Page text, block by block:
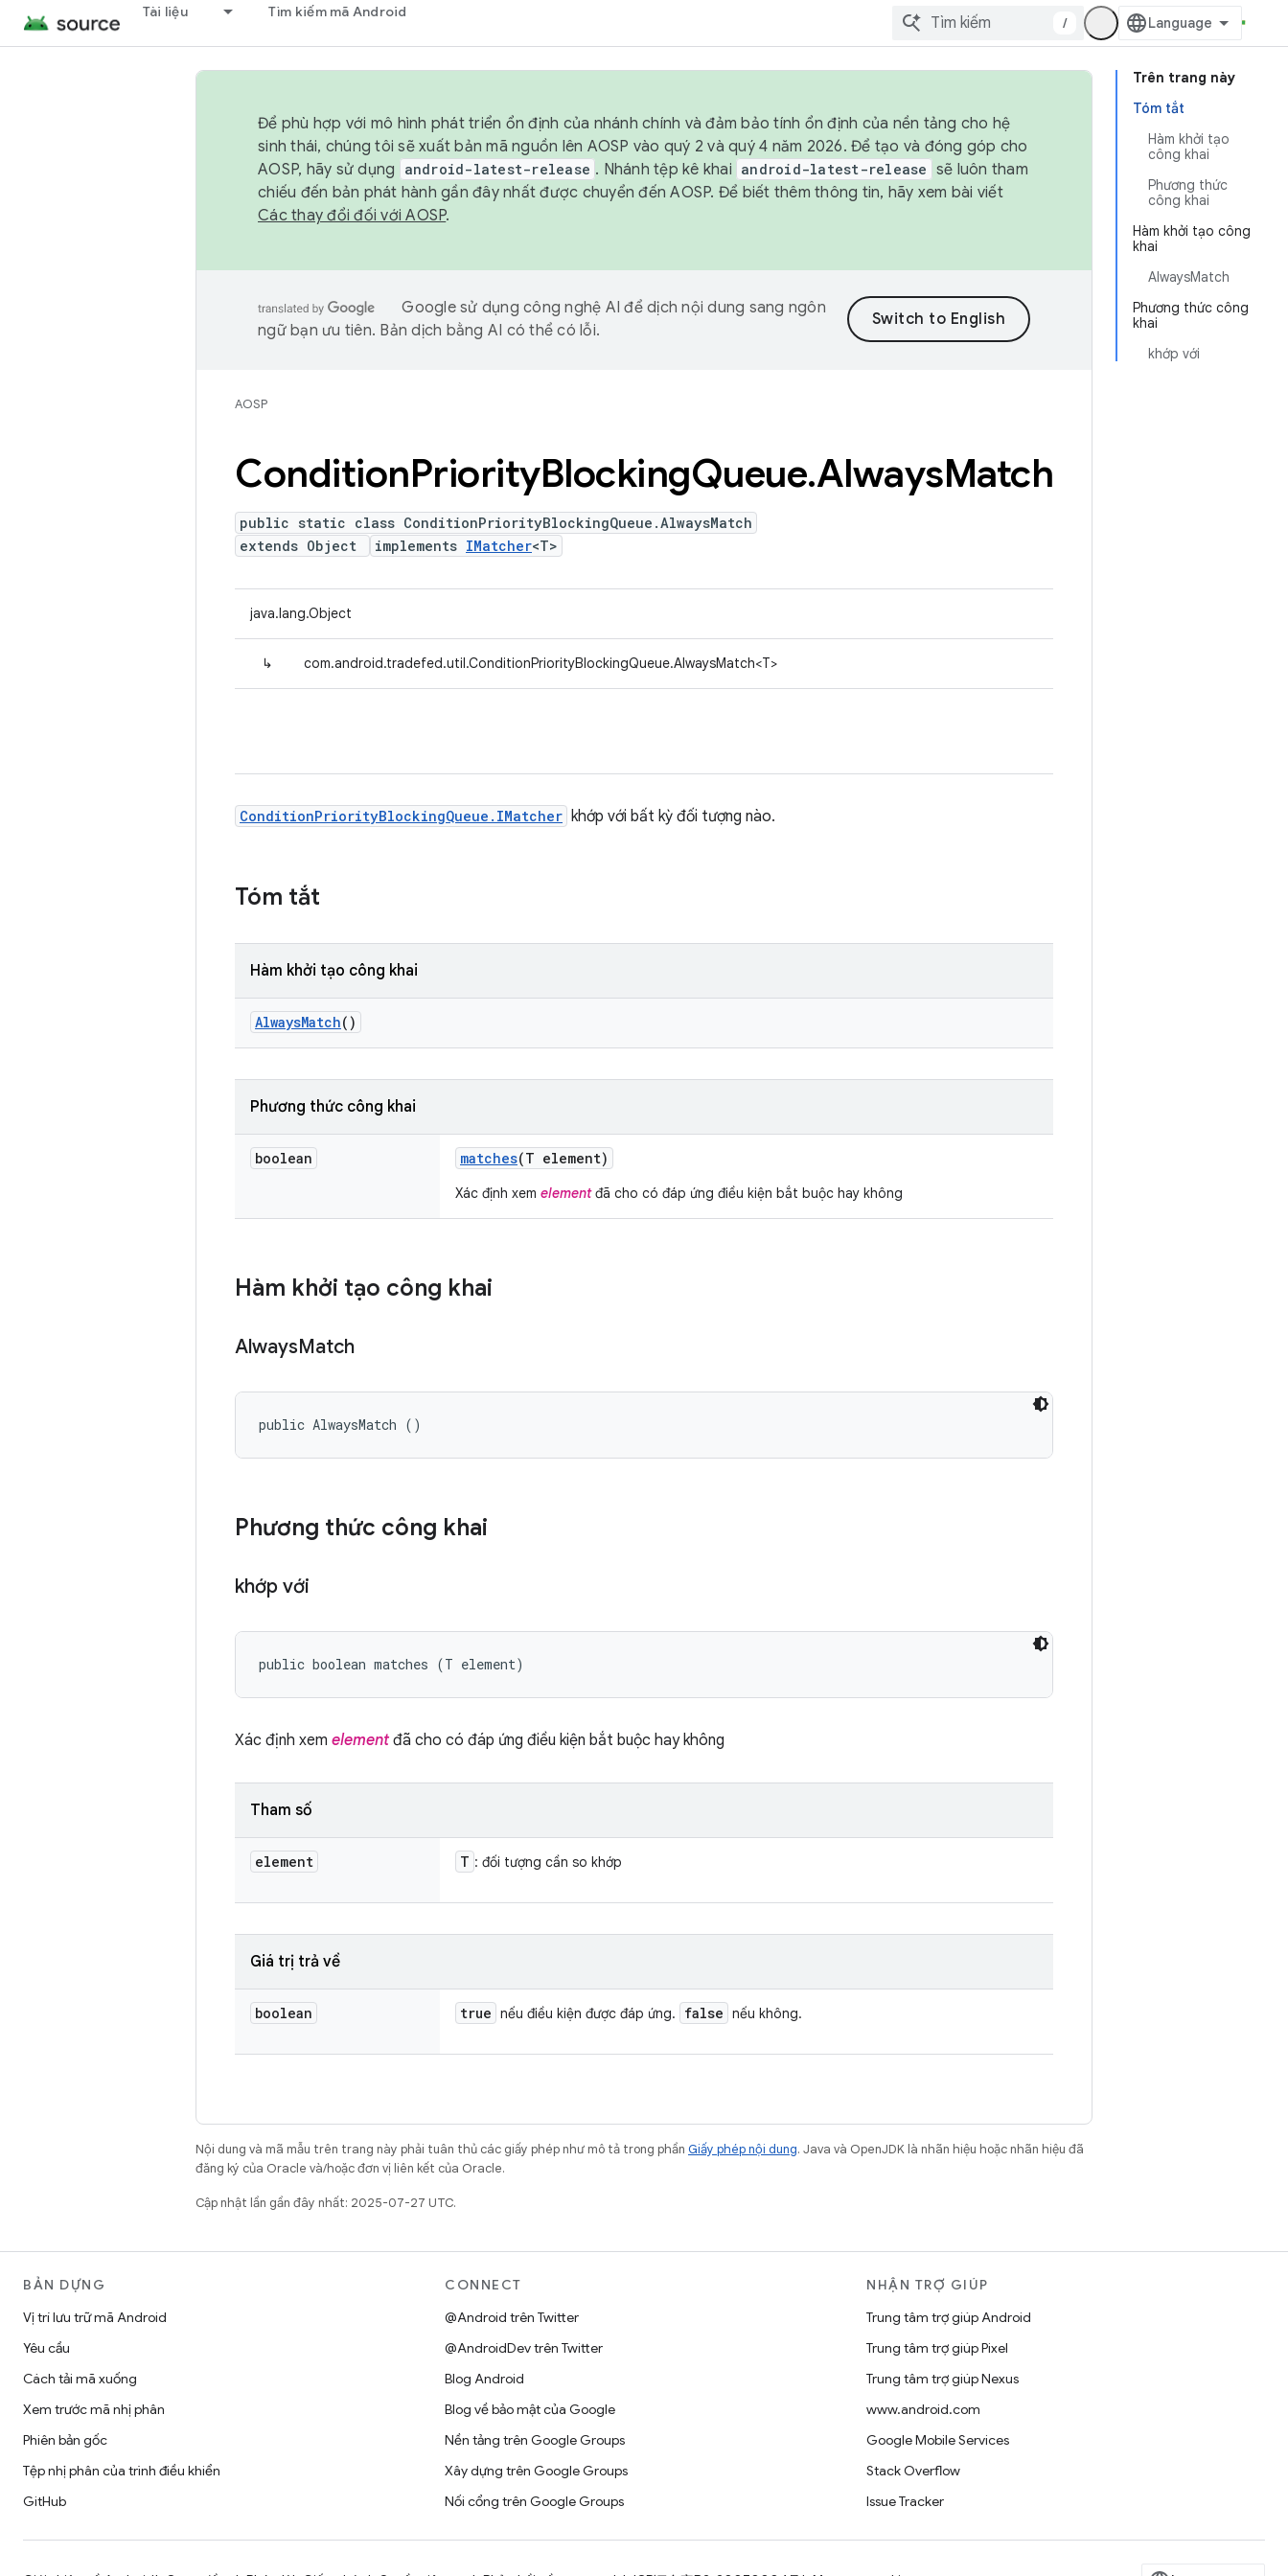
Tài liệu Tìm kiếm mã Android
/
Trên trang này
Tóm tắt
Hàm khởi tạo
công khai
Phương thức
công khai
Hàm khởi tạo công
khai
AlwaysMatch
Phương thức công
khai
khớp với
Để phù hợp với mô hình phát triển ổn định của nhánh chính và đảm bảo tính ổn định của nền tảng cho hệ
sinh thái, chúng tôi sẽ xuất bản mã nguồn lên AOSP vào quý 2 và quý 4 năm 2026. Để tạo và đóng góp cho
AOSP, hãy sử dụng
android-latest-release . Nhánh tệp kê khai android-latest-release sẽ luôn tham
chiếu đến bản phát hành gần đây nhất được chuyển đến AOSP. Để biết thêm thông tin, hãy xem bài viết
Các thay đổi đối với AOSP.
Google sử dụng công nghệ AI để dịch nội dung sang ngôn
ngữ bạn ưu tiên. Bản dịch bằng AI có thể có lỗi.
AOSP
ConditionPriorityBlockingQueue.AlwaysMatch
public static class ConditionPriorityBlockingQueue.AlwaysMatch
extends Object
implements IMatcher<T>
java.lang.Object
↳ com.android.tradefed.util.ConditionPriorityBlockingQueue.AlwaysMatch<T>
ConditionPriorityBlockingQueue.IMatcher khớp với bất kỳ đối tượng nào.
Tóm tắt
Hàm khởi tạo công khai
AlwaysMatch()
Phương thức công khai
boolean matches(T element)
Xác định xem elementđã cho có đáp ứng điều kiện bắt buộc hay không
Hàm khởi tạo công khai
AlwaysMatch
public AlwaysMatch ()
Phương thức công khai
khớp với
public boolean matches (T element)
Xác định xem elementđã cho có đáp ứng điều kiện bắt buộc hay không
Tham số
element T : đối tượng cần so khớp
Giá trị trả về
boolean true nếu điều kiện được đáp ứng. false nếu không.
Nội dung và mã mẫu trên trang này phải tuân thủ các giấy phép như mô tả trong phần Giấy phép nội dung. Java và OpenJDK là nhãn hiệu hoặc nhãn hiệu đã
đăng ký của Oracle và/hoặc đơn vị liên kết của Oracle.
Cập nhật lần gần đây nhất: 2025-07-27 UTC.
BẢN DỰNG
Vị trí lưu trữ mã Android
Yêu cầu
Cách tải mã xuống
Xem trước mã nhị phân
Phiên bản gốc
Tệp nhị phân của trình điều khiển
GitHub
CONNECT
@Android trên Twitter
@AndroidDev trên Twitter
Blog Android
Blog về bảo mật của Google
Nền tảng trên Google Groups
Xây dựng trên Google Groups
Nối cổng trên Google Groups
NHẬN TRỢ GIÚP
Trung tâm trợ giúp Android
Trung tâm trợ giúp Pixel
Trung tâm trợ giúp Nexus
www.android.com
Google Mobile Services
Stack Overflow
Issue Tracker